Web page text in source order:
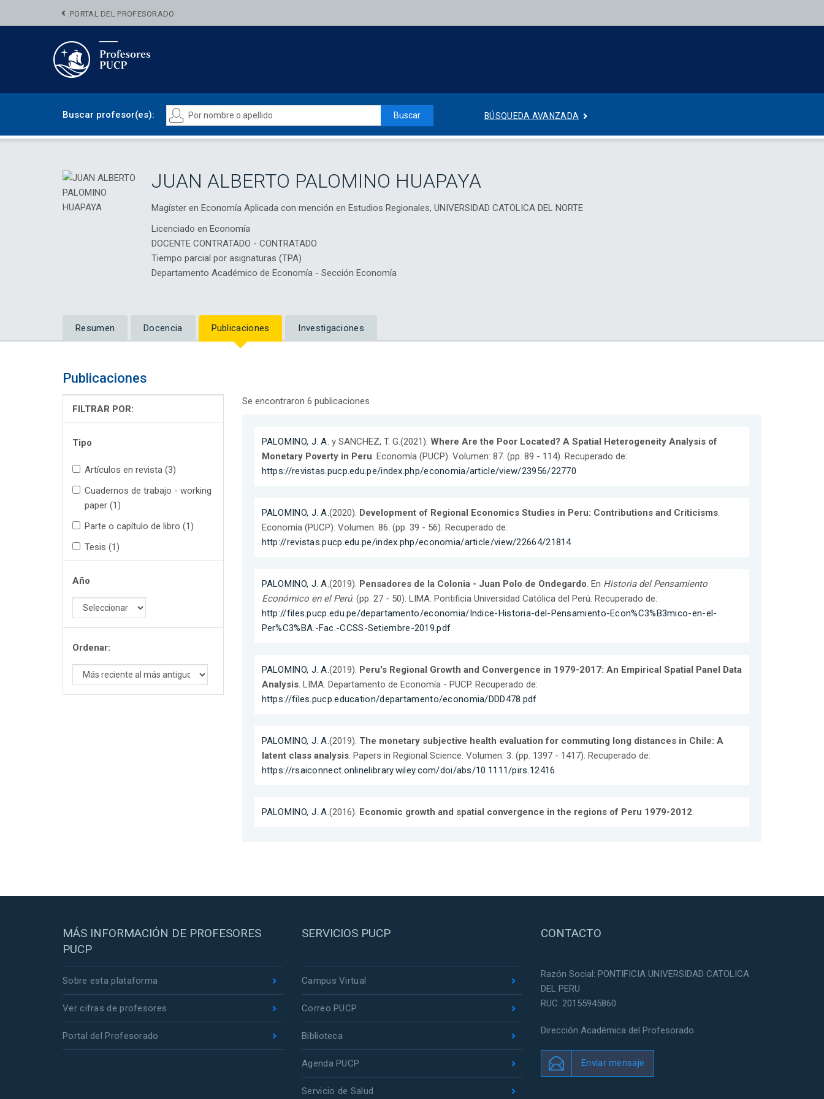
PORTAL DEL PROFESORADO
Buscar profesor(es): Buscar BÚSQUEDA AVANZADA
JUAN ALBERTO PALOMINO HUAPAYA
Magíster en Economía Aplicada con mención en Estudios Regionales, UNIVERSIDAD CATOLICA DEL NORTE
Licenciado en Economía
DOCENTE CONTRATADO - CONTRATADO
Tiempo parcial por asignaturas (TPA)
Departamento Académico de Economía - Sección Economía
Resumen Docencia Publicaciones Investigaciones
Publicaciones
FILTRAR POR:
Tipo
Artículos en revista (3)
Cuadernos de trabajo - working
paper (1)
Parte o capítulo de libro (1)
Tesis (1)
Año
Ordenar:
Se encontraron 6 publicaciones
PALOMINO, J. A. y SANCHEZ, T. G.(2021). Where Are the Poor Located? A Spatial Heterogeneity Analysis of
Monetary Poverty in Peru. Economía (PUCP). Volumen: 87. (pp. 89 - 114). Recuperado de:
https://revistas.pucp.edu.pe/index.php/economia/article/view/23956/22770
PALOMINO, J. A.(2020). Development of Regional Economics Studies in Peru: Contributions and Criticisms.
Economía (PUCP). Volumen: 86. (pp. 39 - 56). Recuperado de:
http://revistas.pucp.edu.pe/index.php/economia/article/view/22664/21814
PALOMINO, J. A.(2019). Pensadores de la Colonia - Juan Polo de Ondegardo. En Historia del Pensamiento
Económico en el Perú. (pp. 27 - 50). LIMA. Pontificia Universidad Católica del Perú. Recuperado de:
http://files.pucp.edu.pe/departamento/economia/Indice-Historia-del-Pensamiento-Econ%C3%B3mico-en-el-
Per%C3%BA.-Fac.-CCSS-Setiembre-2019.pdf
PALOMINO, J. A.(2019). Peru's Regional Growth and Convergence in 1979-2017: An Empirical Spatial Panel Data
Analysis. LIMA. Departamento de Economía - PUCP. Recuperado de:
https://files.pucp.education/departamento/economia/DDD478.pdf
PALOMINO, J. A.(2019). The monetary subjective health evaluation for commuting long distances in Chile: A
latent class analysis. Papers in Regional Science. Volumen: 3. (pp. 1397 - 1417). Recuperado de:
https://rsaiconnect.onlinelibrary.wiley.com/doi/abs/10.1111/pirs.12416
PALOMINO, J. A.(2016). Economic growth and spatial convergence in the regions of Peru 1979-2012.
MÁS INFORMACIÓN DE PROFESORES
PUCP
Sobre esta plataforma
Ver cifras de profesores
Portal del Profesorado
SERVICIOS PUCP
Campus Virtual
Correo PUCP
Biblioteca
Agenda PUCP
Servicio de Salud
CONTACTO
Razón Social: PONTIFICIA UNIVERSIDAD CATOLICA
DEL PERU
RUC: 20155945860
Dirección Académica del Profesorado
Enviar mensaje